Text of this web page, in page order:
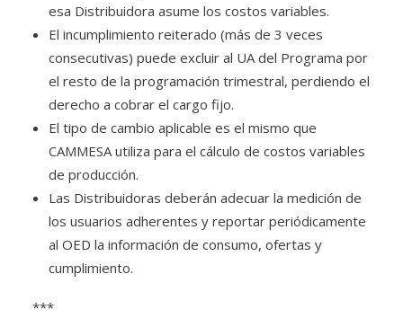
esa Distribuidora asume los costos variables.
El incumplimiento reiterado (más de 3 veces
consecutivas) puede excluir al UA del Programa por
el resto de la programación trimestral, perdiendo el
derecho a cobrar el cargo fijo.
El tipo de cambio aplicable es el mismo que
CAMMESA utiliza para el cálculo de costos variables
de producción.
Las Distribuidoras deberán adecuar la medición de
los usuarios adherentes y reportar periódicamente
al OED la información de consumo, ofertas y
cumplimiento.
***